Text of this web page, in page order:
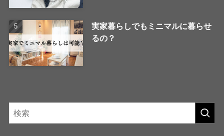
実家暮らしでもミニマルに暮らせ
るの？